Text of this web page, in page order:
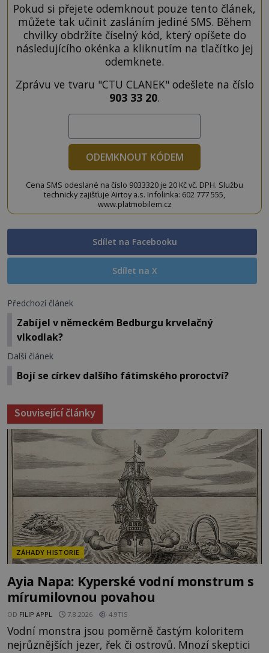
Pokud si přejete odemknout pouze tento článek,
můžete tak učinit zasláním jediné SMS. Během
chvilky obdržíte číselný kód, který opíšete do
následujícího okénka a kliknutím na tlačítko jej
odemknete.
Zprávu ve tvaru "CTU CLANEK" odešlete na číslo
903 33 20.
ODEMKNOUT KÓDEM
Cena SMS odeslané na číslo 9033320 je 20 Kč vč. DPH. Službu
technicky zajišťuje Airtoy a.s. Infolinka: 602 777 555,
www.platmobilem.cz
Sdílet na Facebooku
Sdílet na X
Předchozí článek
Zabíjel v německém Bedburgu krvelačný
vlkodlak?
Další článek
Bojí se církev dalšího fátimského proroctví?
Související články
ZÁHADY HISTORIE
Ayia Napa: Kyperské vodní monstrum s
mírumilovnou povahou
OD FILIP APPL 7.8.2026 4.9TIS
Vodní monstra jsou poměrně častým koloritem
nejrůznějších jezer, řek či ostrovů. Mnozí skeptici